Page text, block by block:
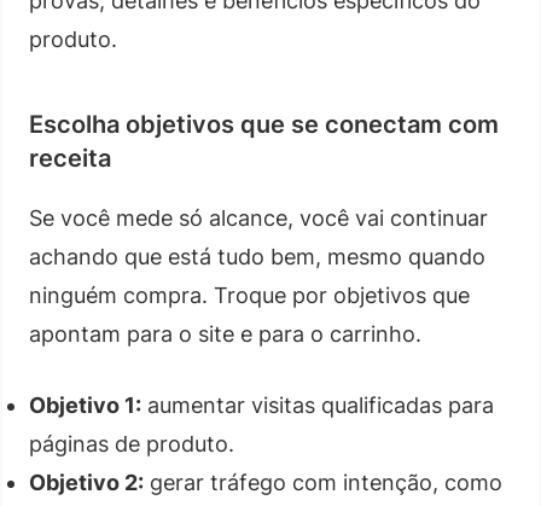
produto.
Escolha objetivos que se conectam com
receita
Se você mede só alcance, você vai continuar
achando que está tudo bem, mesmo quando
ninguém compra. Troque por objetivos que
apontam para o site e para o carrinho.
Objetivo 1: aumentar visitas qualificadas para
páginas de produto.
Objetivo 2: gerar tráfego com intenção, como